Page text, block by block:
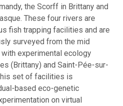
the Scorff in Brittany and
These four rivers are
fish trapping facilities and are
surveyed from the mid
experimental ecology
(Brittany) and Saint-Pée-sur-
set of facilities is
based eco-genetic
on virtual